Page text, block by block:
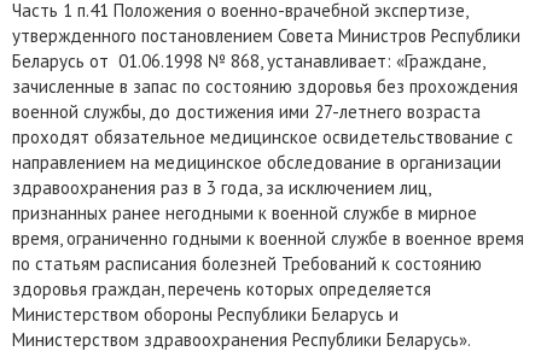
Часть 1 п.41 Положения о военно-врачебной экспертизе,
утвержденного постановлением Совета Министров Республики
Беларусь от 01.06.1998 № 868, устанавливает: «Граждане,
зачисленные в запас по состоянию здоровья без прохождения
военной службы, до достижения ими 27-летнего возраста
проходят обязательное медицинское освидетельствование с
направлением на медицинское обследование в организации
здравоохранения раз в 3 года, за исключением лиц,
признанных ранее негодными к военной службе в мирное
время, ограниченно годными к военной службе в военное время
по статьям расписания болезней Требований к состоянию
здоровья граждан, перечень которых определяется
Министерством обороны Республики Беларусь и
Министерством здравоохранения Республики Беларусь».